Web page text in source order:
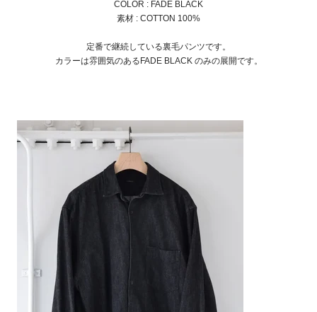
COLOR : FADE BLACK
素材 : COTTON 100%
定番で継続している裏毛パンツです。
カラーは雰囲気のあるFADE BLACK のみの展開です。